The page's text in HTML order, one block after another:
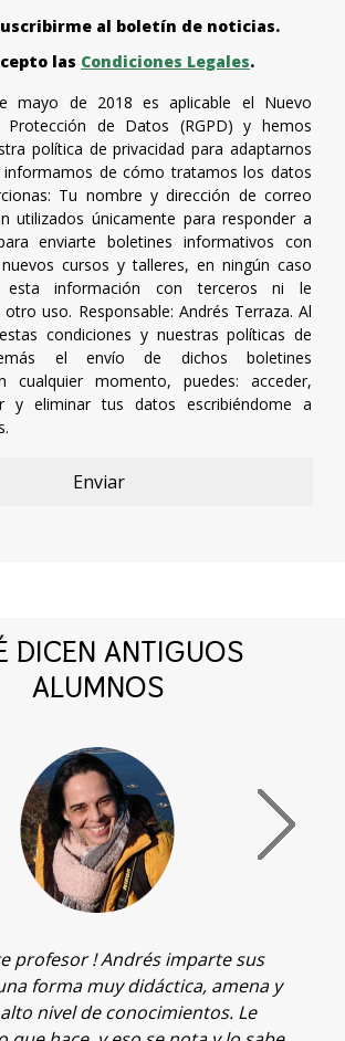
al boletín de noticias.
las Condiciones Legales.
mayo de 2018 es aplicable el Nuevo
Protección de Datos (RGPD) y hemos
política de privacidad para adaptarnos
de cómo tratamos los datos
Tu nombre y dirección de correo
utilizados únicamente para responder a
enviarte boletines informativos con
cursos y talleres, en ningún caso
esta información con terceros ni le
uso. Responsable: Andrés Terraza. Al
condiciones y nuestras políticas de
el envío de dichos boletines
cualquier momento, puedes: acceder,
y eliminar tus datos escribiéndome a
.
DICEN ANTIGUOS
ALUMNOS
profesor ! Andrés imparte sus
forma muy didáctica, amena y
nivel de conocimientos. Le